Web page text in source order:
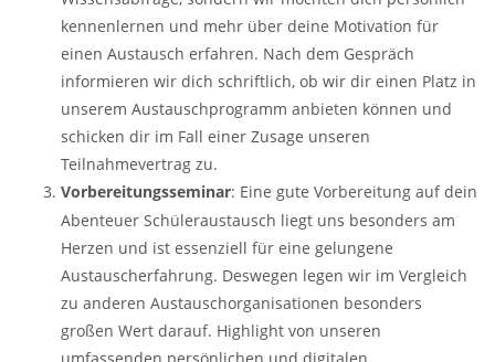
kennenlernen und mehr über deine Motivation für
einen Austausch erfahren. Nach dem Gespräch
informieren wir dich schriftlich, ob wir dir einen Platz in
unserem Austauschprogramm anbieten können und
schicken dir im Fall einer Zusage unseren
Teilnahmevertrag zu.
Vorbereitungsseminar: Eine gute Vorbereitung auf dein
Abenteuer Schüleraustausch liegt uns besonders am
Herzen und ist essenziell für eine gelungene
Austauscherfahrung. Deswegen legen wir im Vergleich
zu anderen Austauschorganisationen besonders
großen Wert darauf. Highlight von unseren
umfassenden persönlichen und digitalen